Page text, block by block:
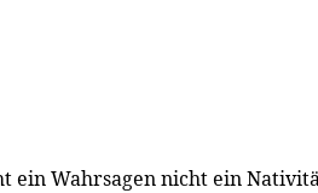
ein Wahrsagen nicht ein